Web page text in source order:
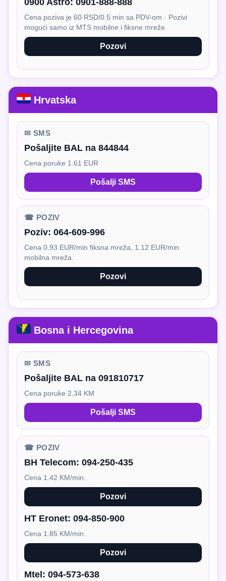
0900 Astro: 0901-888-888
Cena poziva je 60 RSD/0.5 min sa PDV-om · Pozivi
mogući samo iz MTS mobilne i fiksne mreže.
Pozovi
Hrvatska
✉ SMS
Pošaljite BAL na 844844
Cena poruke 1.61 EUR
Pošalji SMS
☎ POZIV
Poziv: 064-609-996
Cena 0.93 EUR/min fiksna mreža, 1.12 EUR/min
mobilna mreža.
Pozovi
Bosna i Hercegovina
✉ SMS
Pošaljite BAL na 091810717
Cena poruke 2.34 KM
Pošalji SMS
☎ POZIV
BH Telecom: 094-250-435
Cena 1.42 KM/min.
Pozovi
HT Eronet: 094-850-900
Cena 1.85 KM/min.
Pozovi
Mtel: 094-573-638